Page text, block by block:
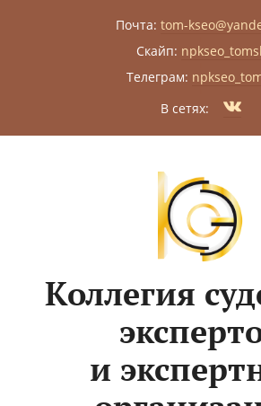
Почта: tom-
|
Скайп:
Телеграм:
В сетях:
Коллегия
и